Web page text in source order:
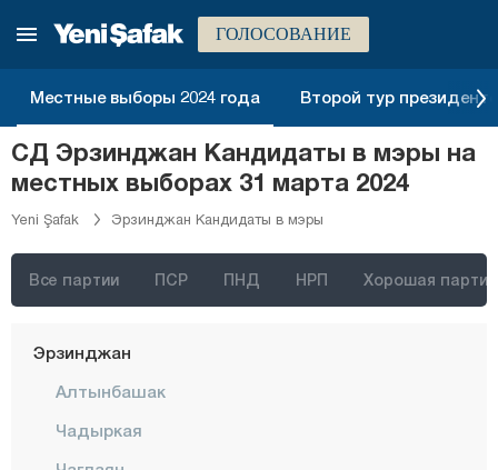
ГОЛОСОВАНИЕ
Местные выборы 2024 года Второй тур
СД Эрзинджан Кандидаты в мэры на
местных выборах 31 марта 2024
Yeni Şafak Эрзинджан Кандидаты в мэры
Все партии ПСР ПНД НРП Хорошая партия
Чанаккале
Чанкыры
Чорум
Денизли
Диярбакыр
Дюздже
Элязыг
Эрзинджан
Алтынбашак
Чадыркая